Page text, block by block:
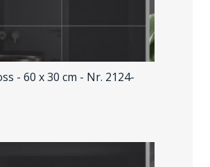
- 60 x 30 cm - Nr. 2124-